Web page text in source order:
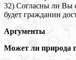
32) Согласны ли Вы
будет гражданин
Аргументы
Может ли природа